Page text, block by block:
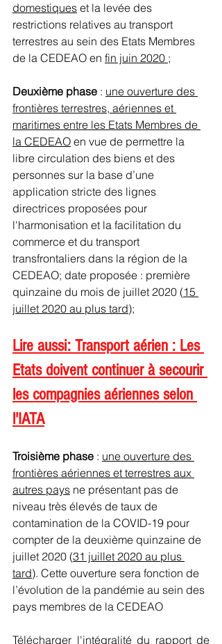
domestiques et la levée des
restrictions relatives au transport
terrestres au sein des Etats Membres
de la CEDEAO en fin juin 2020 ;
Deuxième phase : une ouverture des
frontières terrestres, aériennes et
maritimes entre les Etats Membres de
la CEDEAO en vue de permettre la
libre circulation des biens et des
personnes sur la base d’une
application stricte des lignes
directrices proposées pour
l'harmonisation et la facilitation du
commerce et du transport
transfrontaliers dans la région de la
CEDEAO; date proposée : première
quinzaine du mois de juillet 2020 (15
juillet 2020 au plus tard);
Lire aussi: Transport aérien : Les
Etats doivent continuer à secourir
les compagnies aériennes selon
l'IATA
Troisième phase : une ouverture des
frontières aériennes et terrestres aux
autres pays ne présentant pas de
niveau très élevés de taux de
contamination de la COVID-19 pour
compter de la deuxième quinzaine de
juillet 2020 (31 juillet 2020 au plus
tard). Cette ouverture sera fonction de
l’évolution de la pandémie au sein des
pays membres de la CEDEAO
Télécharger l'intégralité du rapport de